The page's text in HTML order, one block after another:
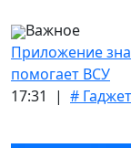
Важное
Приложение
помогает ВСУ
17:31 | #